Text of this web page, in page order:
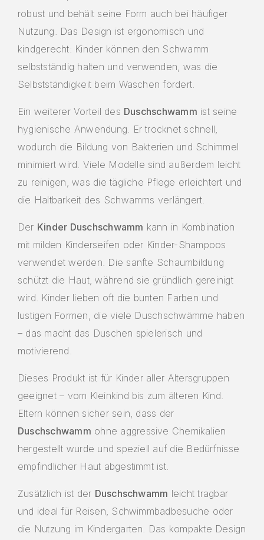
robust und behält seine Form auch bei häufiger
Nutzung. Das Design ist ergonomisch und
kindgerecht: Kinder können den Schwamm
selbstständig halten und verwenden, was die
Selbstständigkeit beim Waschen fördert.
Ein weiterer Vorteil des Duschschwamm ist seine
hygienische Anwendung. Er trocknet schnell,
wodurch die Bildung von Bakterien und Schimmel
minimiert wird. Viele Modelle sind außerdem leicht
zu reinigen, was die tägliche Pflege erleichtert und
die Haltbarkeit des Schwamms verlängert.
Der Kinder Duschschwamm kann in Kombination
mit milden Kinderseifen oder Kinder-Shampoos
verwendet werden. Die sanfte Schaumbildung
schützt die Haut, während sie gründlich gereinigt
wird. Kinder lieben oft die bunten Farben und
lustigen Formen, die viele Duschschwämme haben
– das macht das Duschen spielerisch und
motivierend.
Dieses Produkt ist für Kinder aller Altersgruppen
geeignet – vom Kleinkind bis zum älteren Kind.
Eltern können sicher sein, dass der
Duschschwamm ohne aggressive Chemikalien
hergestellt wurde und speziell auf die Bedürfnisse
empfindlicher Haut abgestimmt ist.
Zusätzlich ist der Duschschwamm leicht tragbar
und ideal für Reisen, Schwimmbadbesuche oder
die Nutzung im Kindergarten. Das kompakte Design